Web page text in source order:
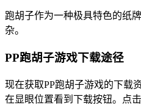
跑胡子作为一种极具特色的纸
杂。
PP跑胡子游戏下载途径
现在获取PP跑胡子游戏的下载
在显眼位置看到下载按钮。点